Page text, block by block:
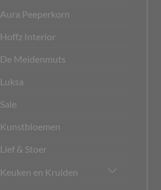
Aura Peeperkorn
Hoffz Interior
De Meidenmuts
Luksa
Sale
Kunstbloemen
Lief & Stoer
Keuken en Kruiden